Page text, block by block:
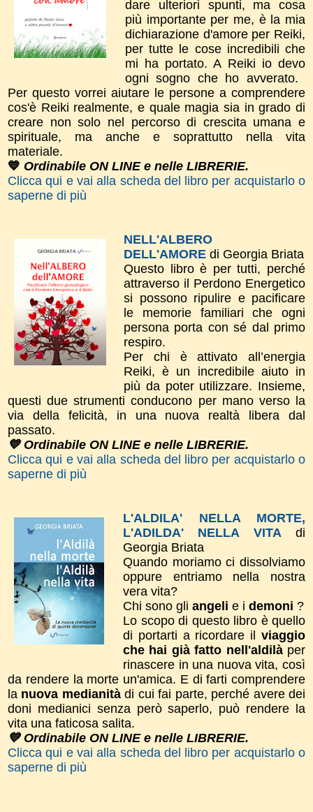
dare ulteriori spunti, ma cosa
più importante per me, è la mia
dichiarazione d'amor​e per Reiki,
per tutte le cose incredibili che
mi ha portato. A Reiki io devo
ogni sogno che ho avverato.
Per questo vorrei aiutare le persone a comprendere
cos'è Reiki realmente, e quale magia sia in grado di
creare non solo nel percorso di crescita umana e
spirituale, ma anche e soprattutto nella vita
materiale.
💙 Ordinabile ON LINE e nelle LIBRERIE.
Clicca qui e vai alla scheda del libro per acquistarlo o
saperne di più
NELL'ALBERO
DELL'AMORE di Georgia Briata
Questo libro è per tutti, perché
attraverso il Perdono Energetico
si possono ripulire e pacificare
le memorie familiari che ogni
persona porta con sé dal primo
respiro.
Per chi è attivato all’energia
Reiki, è un incredibile aiuto in
più da poter utilizzare. Insieme,
questi due strumenti conducono per mano verso la
via della felicità, in una nuova realtà libera dal
passato.
💙 Ordinabile ON LINE e nelle LIBRERIE.
Clicca qui e vai alla scheda del libro per acquistarlo o
saperne di più
L'ALDILA' NELLA MORTE,
L'ADILDA' NELLA VITAdi
Georgia Briata
Quando moriamo ci dissolviamo
oppure entriamo nella nostra
vera vita?
Chi sono gli angeli e i demoni ?
Lo scopo di questo libro è quello
di portarti a ricordare il viaggio
che hai già fatto nell'aldilà per
rinascere in una nuova vita, così
da rendere la morte un'amica. E di farti comprendere
la nuova medianitàdi cui fai parte, perché avere dei
doni medianici senza però saperlo, può rendere la
vita una faticosa salita.
💙 Ordinabile ON LINE e nelle LIBRERIE.
Clicca qui e vai alla scheda del libro per acquistarlo o
saperne di più